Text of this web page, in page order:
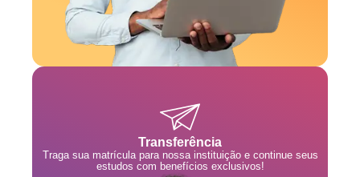
Transferência
Traga sua matrícula para nossa instituição e continue seus
estudos com benefícios exclusivos!